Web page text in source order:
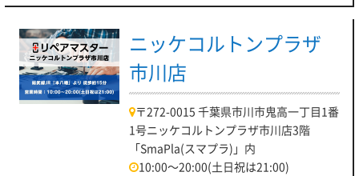
ニッケコルトンプラザ
市川店
〒272-0015 千葉県市川市鬼高一丁目1番
1号ニッケコルトンプラザ市川店3階
「SmaPla(スマプラ)」内
10:00～20:00(土日祝は21:00)